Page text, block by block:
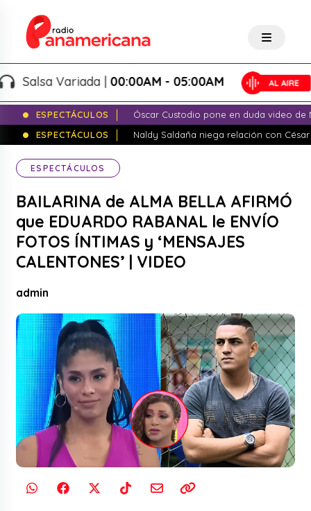
Variada |00:00AM - 05:00AM
ESPECTÁCULOS
Óscar Custodio pone en duda video de
ESPECTÁCULOS
Naldy Saldaña niega relación con
ESPECTÁCULOS
BAILARINA de ALMA BELLA AFIRMÓ
que EDUARDO RABANAL le ENVÍO
FOTOS ÍNTIMAS y ‘MENSAJES
CALENTONES’ | VIDEO
admin